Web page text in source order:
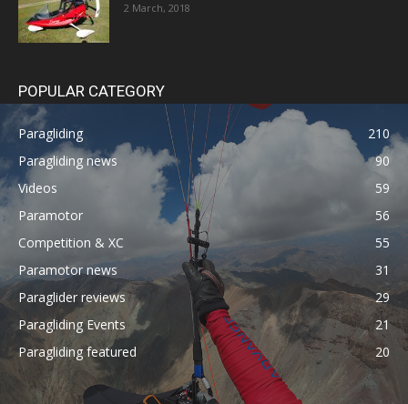
2 March, 2018
POPULAR CATEGORY
Paragliding
210
Paragliding news
90
Videos
59
Paramotor
56
Competition & XC
55
Paramotor news
31
Paraglider reviews
29
Paragliding Events
21
Paragliding featured
20